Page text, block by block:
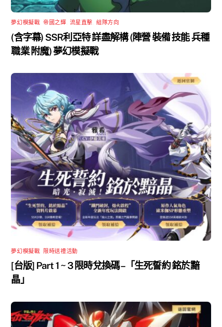
夢幻模擬戰 ,帝國之輝 流星直擊 ,組隊方向
(含字幕) SSR利亞特 詳盡解構 (陣營 裝備 技能 兵種
職業 附魔) 夢幻模擬戰
夢幻模擬戰 限時送禮活動
[台版] Part 1 ~ 3 限時兌換碼 –「生死誓約 銘於黯
晶」